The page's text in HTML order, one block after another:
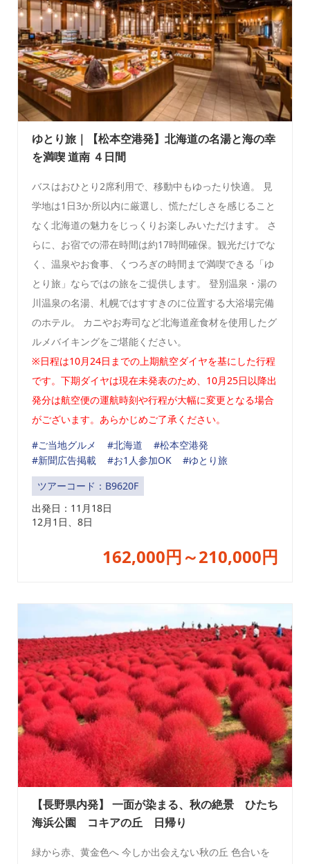
ゆとり旅｜【松本空港発】北海道の名湯と海の幸
を満喫 道南 ４日間
バスはおひとり2席利用で、移動中もゆったり快適。 見
学地は1日3か所以内に厳選し、慌ただしさを感じること
なく北海道の魅力をじっくりお楽しみいただけます。 さ
らに、お宿での滞在時間は約17時間確保。観光だけでな
く、温泉やお食事、くつろぎの時間まで満喫できる「ゆ
とり旅」ならではの旅をご提供します。 登別温泉・湯の
川温泉の名湯、札幌ではすすきのに位置する大浴場完備
のホテル。 カニやお寿司など北海道産食材を使用したグ
ルメバイキングをご堪能ください。
※日程は10月24日までの上期航空ダイヤを基にした行程
です。下期ダイヤは現在未発表のため、10月25日以降出
発分は航空便の運航時刻や行程が大幅に変更となる場合
がございます。あらかじめご了承ください。
#ご当地グルメ
#北海道
#松本空港発
#新聞広告掲載
#お1人参加OK
#ゆとり旅
ツアーコード：B9620F
出発日： 11月18日
12月1日、8日
162,000円～210,000円
【長野県内発】 一面が染まる、秋の絶景 ひたち
海浜公園 コキアの丘 日帰り
緑から赤、黄金色へ 今しか出会えない秋の丘 色合いを